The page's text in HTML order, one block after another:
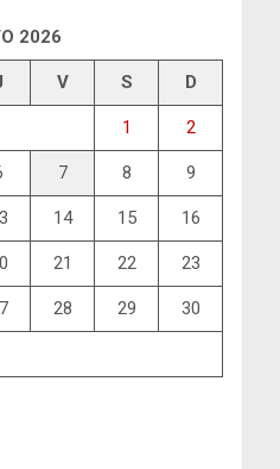
2026
V S D
1 2
7 8 9
14 15 16
21 22 23
28 29 30